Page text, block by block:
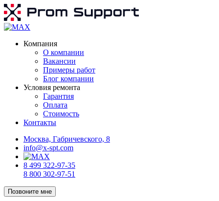
Компания
О компании
Вакансии
Примеры работ
Блог компании
Условия ремонта
Гарантия
Оплата
Стоимость
Контакты
Москва, Габричевского, 8
info@x-spt.com
8 499 322-97-35
8 800 302-97-51
Позвоните мне